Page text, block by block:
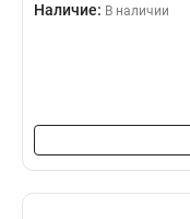
Наличие: В наличии